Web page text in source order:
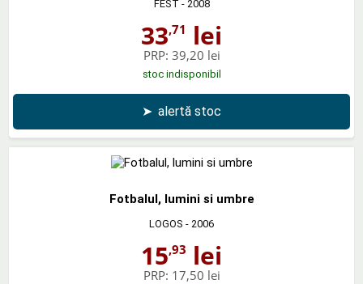
FEST - 2008
33,71 lei
PRP: 39,20 lei
stoc indisponibil
➤ alertă stoc
Fotbalul, lumini si umbre
LOGOS - 2006
15,93 lei
PRP: 17,50 lei